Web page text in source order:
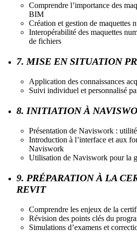
Comprendre l’importance des
BIM
Création et gestion de maquettes
Interopérabilité des maquettes
de fichiers
7. MISE EN SITUATION
Application des connaissances
Suivi individuel et personnalisé
8. INITIATION À
Présentation de Naviswork :
Introduction à l’interface et aux
Naviswork
Utilisation de Naviswork pour la
9. PRÉPARATION À LA
REVIT
Comprendre les enjeux de la
Révision des points clés du
Simulations d’examens et